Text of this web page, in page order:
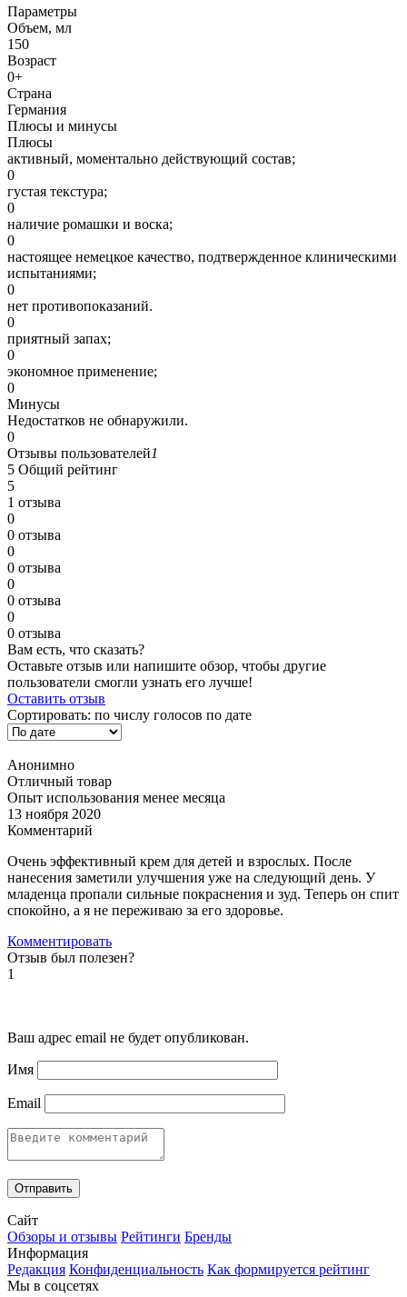
Параметры
Объем, мл
150
Возраст
0+
Страна
Германия
Плюсы и минусы
Плюсы
активный, моментально действующий состав;
0
густая текстура;
0
наличие ромашки и воска;
0
настоящее немецкое качество, подтвержденное клиническими
испытаниями;
0
нет противопоказаний.
0
приятный запах;
0
экономное применение;
0
Минусы
Недостатков не обнаружили.
0
Отзывы пользователей1
5 Общий рейтинг
5
1 отзыва
0
0 отзыва
0
0 отзыва
0
0 отзыва
0
0 отзыва
Вам есть, что сказать?
Оставьте отзыв или напишите обзор, чтобы другие
пользователи смогли узнать его лучше!
Оставить отзыв
Сортировать: по числу голосов по дате
Анонимно
Отличный товар
Опыт использования менее месяца
13 ноября 2020
Комментарий
Очень эффективный крем для детей и взрослых. После
нанесения заметили улучшения уже на следующий день. У
младенца пропали сильные покраснения и зуд. Теперь он спит
спокойно, а я не переживаю за его здоровье.
Комментировать
Отзыв был полезен?
1
Ваш адрес email не будет опубликован.
Имя
Email
Сайт
Обзоры и отзывы Рейтинги Бренды
Информация
Редакция Конфиденциальность Как формируется рейтинг
Мы в соцсетях